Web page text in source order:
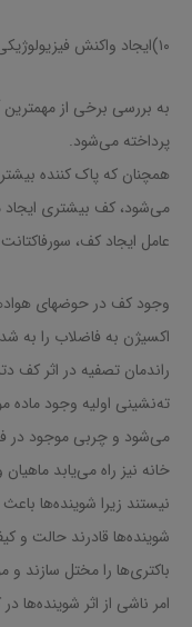
۱۰)ایجاد واکنش فیزیولوژیکی در مصرف کننده آب آلوده
به بررسی برخی از مهمترین
پرداخته می‌شود.
همچنان که پاک کننده
می‌شود، کف بیشتری ایجاد
عامل ایجاد کف،
وجود کف در حوضهای
اکسیژن به فاضلاب را به
ته‌نشینی اولیه وجود ماده
می‌شود و چربی موجود در
خانه نیز راه می‌یابد ماهیان
نیستند زیرا شوینده‌ها
شوینده‌ها قادرند حالت و
باکتری‌ها را مختل سازند و
امر ناشی از اثر